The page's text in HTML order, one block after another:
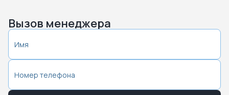
Вызов менеджера